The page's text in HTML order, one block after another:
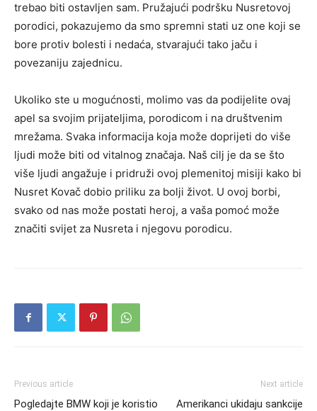
trebao biti ostavljen sam. Pružajući podršku Nusretovoj
porodici, pokazujemo da smo spremni stati uz one koji se
bore protiv bolesti i nedaća, stvarajući tako jaču i
povezaniju zajednicu.
Ukoliko ste u mogućnosti, molimo vas da podijelite ovaj
apel sa svojim prijateljima, porodicom i na društvenim
mrežama. Svaka informacija koja može doprijeti do više
ljudi može biti od vitalnog značaja. Naš cilj je da se što
više ljudi angažuje i pridruži ovoj plemenitoj misiji kako bi
Nusret Kovač dobio priliku za bolji život. U ovoj borbi,
svako od nas može postati heroj, a vaša pomoć može
značiti svijet za Nusreta i njegovu porodicu.
Previous article
Pogledajte BMW koji je koristio
Next article
Amerikanci ukidaju sankcije